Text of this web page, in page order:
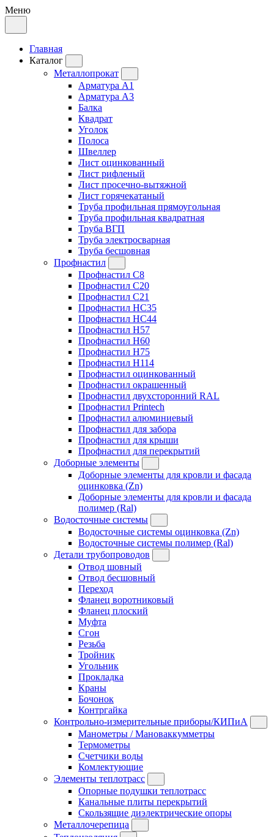
Меню
Главная
Каталог
Металлопрокат
Арматура А1
Арматура А3
Балка
Квадрат
Уголок
Полоса
Швеллер
Лист оцинкованный
Лист рифленый
Лист просечно-вытяжной
Лист горячекатаный
Труба профильная прямоугольная
Труба профильная квадратная
Труба ВГП
Труба электросварная
Труба бесшовная
Профнастил
Профнастил C8
Профнастил C20
Профнастил C21
Профнастил HC35
Профнастил HC44
Профнастил H57
Профнастил H60
Профнастил H75
Профнастил H114
Профнастил оцинкованный
Профнастил окрашенный
Профнастил двухсторонний RAL
Профнастил Printech
Профнастил алюминиевый
Профнастил для забора
Профнастил для крыши
Профнастил для перекрытий
Доборные элементы
Доборные элементы для кровли и фасада
оцинковка (Zn)
Доборные элементы для кровли и фасада
полимер (Ral)
Водосточные системы
Водосточные системы оцинковка (Zn)
Водосточные системы полимер (Ral)
Детали трубопроводов
Отвод шовный
Отвод бесшовный
Переход
Фланец воротниковый
Фланец плоский
Муфта
Сгон
Резьба
Тройник
Угольник
Прокладка
Краны
Бочонок
Контргайка
Контрольно-измерительные приборы/КИПиА
Манометры / Мановаккумметры
Термометры
Счетчики воды
Комлектующие
Элементы теплотрасс
Опорные подушки теплотрасс
Канальные плиты перекрытий
Скользящие диэлектрические опоры
Металлочерепица